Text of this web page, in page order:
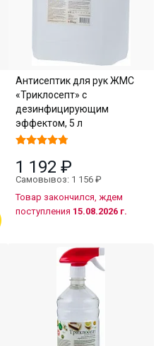
Антисептик для рук ЖМС
«Триклосепт» с
дезинфицирующим
эффектом, 5 л
1 192 ₽
Самовывоз: 1 156 ₽
Товар закончился, ждем
поступления 15.08.2026 г.